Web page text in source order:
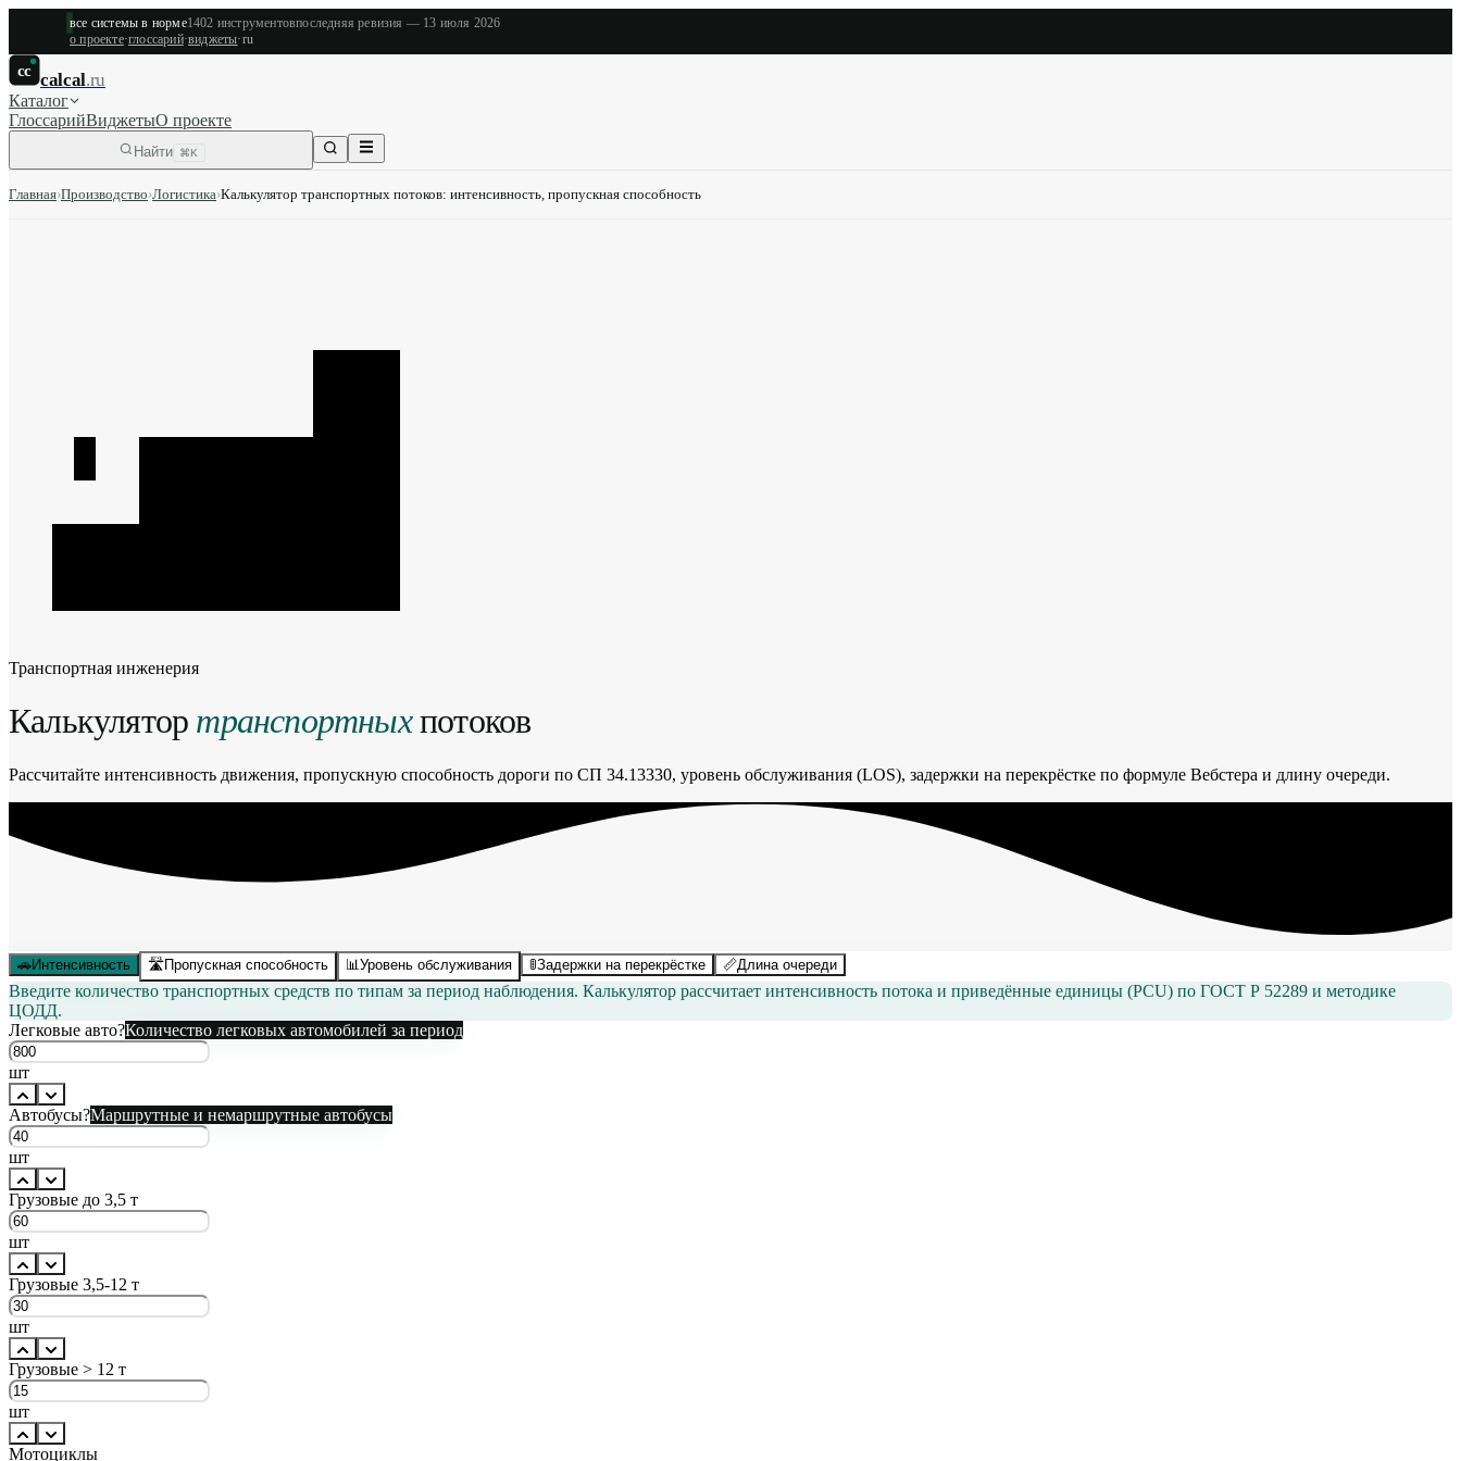
все системы в норме1402 инструментовпоследняя ревизия — 13 июля 2026
о проекте·глоссарий·виджеты·ru
cc calcal.ru
Каталог
ГлоссарийВиджетыО проекте
Найти ⌘K
Главная›Производство›Логистика›Калькулятор транспортных потоков: интенсивность, пропускная способность
Транспортная инженерия
Калькулятор транспортныхпотоков
Рассчитайте интенсивность движения, пропускную способность дороги по СП 34.13330, уровень обслуживания (LOS), задержки на перекрёстке по формуле Вебстера и длину очереди.
🚗Интенсивность 🛣️Пропускная способность 📊Уровень обслуживания 🚦Задержки на перекрёстке 📏Длина очереди
Введите количество транспортных средств по типам за период наблюдения. Калькулятор рассчитает интенсивность потока и приведённые единицы (PCU) по ГОСТ Р 52289 и методике
ЦОДД.
Легковые авто?Количество легковых автомобилей за период
шт
Автобусы?Маршрутные и немаршрутные автобусы
шт
Грузовые до 3,5 т
шт
Грузовые 3,5-12 т
шт
Грузовые > 12 т
шт
Мотоциклы